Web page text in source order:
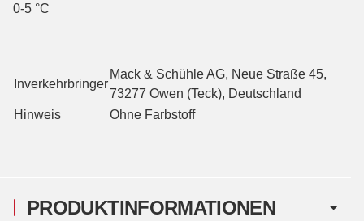
PRODUKTINFORMATIONEN
0-5 °C
Inverkehrbringer
Mack & Schühle AG, Neue Straße 45,
73277 Owen (Teck), Deutschland
Hinweis
Ohne Farbstoff